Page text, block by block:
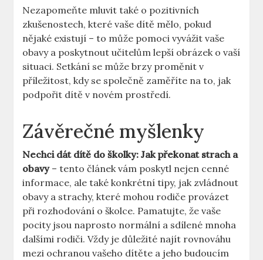
Nezapomeňte mluvit také o pozitivních
zkušenostech, které vaše dítě mělo, pokud
nějaké existují – to může pomoci vyvážit vaše
obavy a poskytnout učitelům lepší obrázek o vaší
situaci. Setkání se může brzy proměnit v
příležitost, kdy se společně zaměříte na to, jak
podpořit dítě v novém prostředí.
Závěrečné myšlenky
Nechci dát dítě do školky: Jak překonat strach a
obavy– tento článek vám poskytl nejen cenné
informace, ale také konkrétní tipy, jak zvládnout
obavy a strachy, které mohou rodiče provázet
při rozhodování o školce. Pamatujte, že vaše
pocity jsou naprosto normální a sdílené mnoha
dalšími rodiči. Vždy je důležité najít rovnováhu
mezi ochranou vašeho dítěte a jeho budoucím